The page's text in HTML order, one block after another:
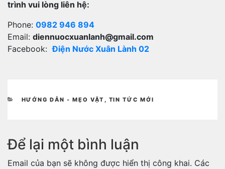
trình vui lòng liên hệ:
Phone: 0982 946 894
Email: diennuocxuanlanh@gmail.com
Facebook:Điện Nước Xuân Lành 02
DANH
HƯỚNG DẪN - MẸO VẶT , TIN TỨC MỚI
Để lại một bình luận
Email của bạn sẽ không được hiển thị công khai. Các